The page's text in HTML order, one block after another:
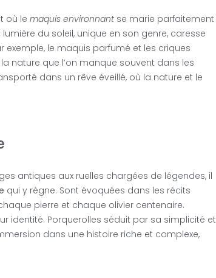
où le maquis environnant se marie parfaitement
lumière du soleil, unique en son genre, caresse
exemple, le maquis parfumé et les criques
nature que l’on manque souvent dans les
dans un rêve éveillé, où la nature et le
antiques aux ruelles chargées de légendes, il
qui y règne. Sont évoquées dans les récits
pierre et chaque olivier centenaire.
identité. Porquerolles séduit par sa simplicité et
dans une histoire riche et complexe,